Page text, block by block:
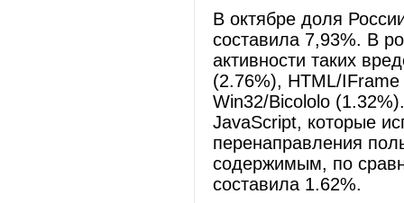
В октябре доля
составила 7,93%. В
активности таких
(2.76%), HTML/
Win32/Bicololo
JavaScript, которые
перенаправления
содержимым, по
составила 1.62%.